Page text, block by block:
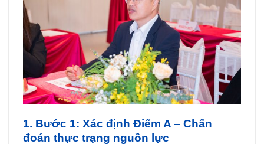
1. Bước 1: Xác định Điểm A – Chẩn
đoán thực trạng nguồn lực